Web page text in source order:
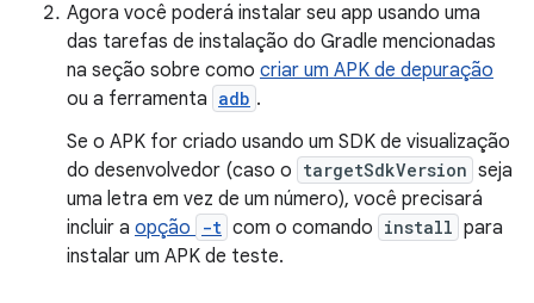
Agora você poderá instalar seu app usando uma
das tarefas de instalação do Gradle mencionadas
na seção sobre como criar um APK de depuração
ou a ferramenta adb .
Se o APK for criado usando um SDK de visualização
do desenvolvedor (caso o targetSdkVersion seja
uma letra em vez de um número), você precisará
incluir a opção -t com o comando install para
instalar um APK de teste.